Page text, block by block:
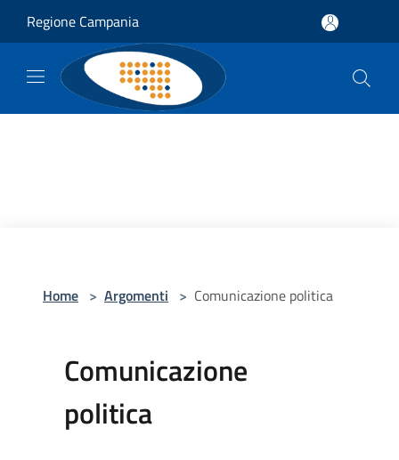
Regione Campania
Home > Argomenti > Comunicazione politica
Comunicazione
politica